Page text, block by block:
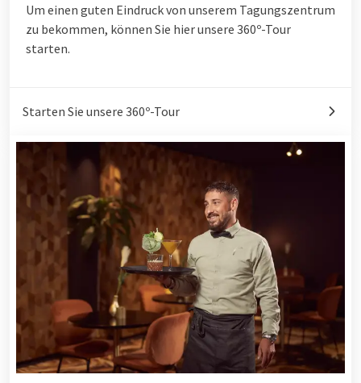
Um einen guten Eindruck von unserem Tagungszentrum
zu bekommen, können Sie hier unsere 360º-Tour
starten.
Starten Sie unsere 360º-Tour